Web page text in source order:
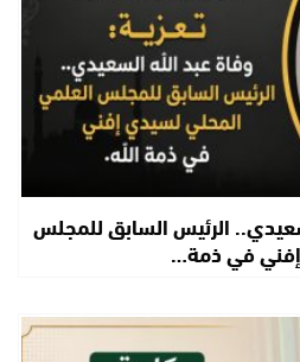
الرئيس السابق للمجلس
في ذمة…